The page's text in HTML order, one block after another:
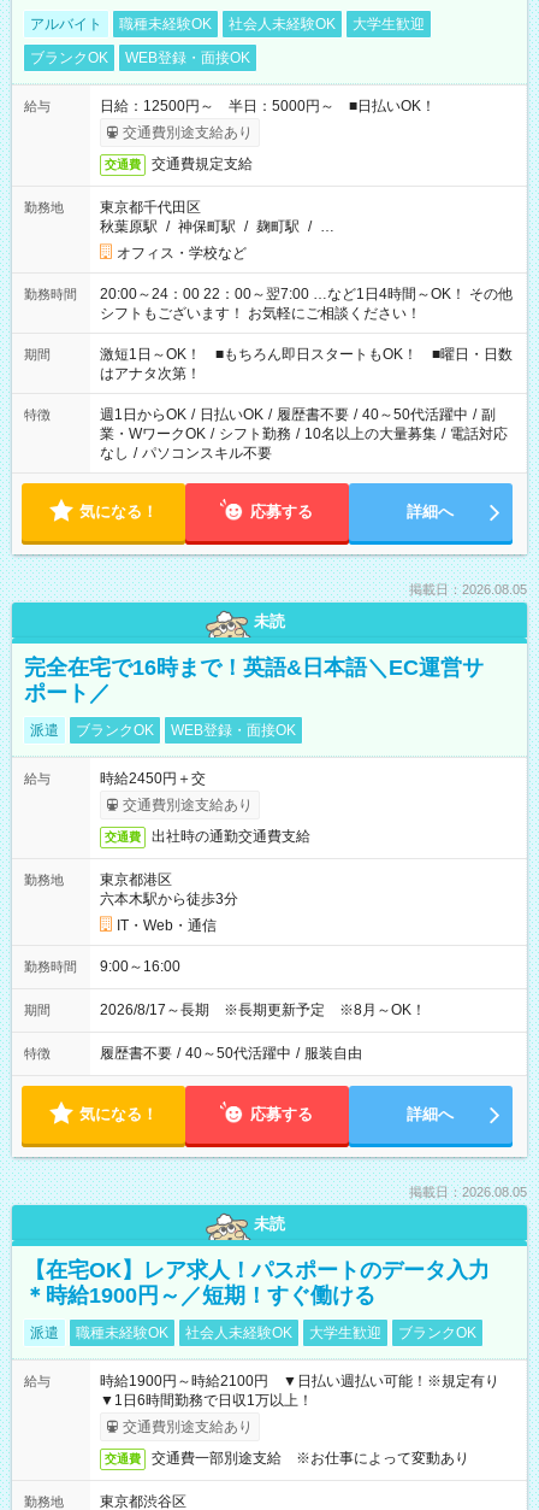
アルバイト 職種未経験OK 社会人未経験OK
大学生歓迎
ブランクOK
WEB登録・面接OK
給与
日給：12500円～ 半日：5000円～ ■日払いOK！
交通費別途支給あり
交通費 交通費規定支給
勤務地
東京都千代田区
秋葉原駅 / 神保町駅 / 麹町駅 / …
オフィス・学校など
勤務時間
20:00～24：00 22：00～翌7:00 …など1日4時間～OK！ その他
シフトもございます！ お気軽にご相談ください！
期間
激短1日～OK！ ■もちろん即日スタートもOK！ ■曜日・日数
はアナタ次第！
特徴 週1日からOK / 日払いOK / 履歴書不要 / 40～50代活躍中 / 副
業・WワークOK / シフト勤務 / 10名以上の大量募集 / 電話対応
なし / パソコンスキル不要
気になる！ 応募する 詳細へ
掲載日：2026.08.05
未読
完全在宅で16時まで！英語&日本語＼EC運営サ
ポート／
派遣 ブランクOK WEB登録・面接OK
給与
時給2450円＋交
交通費別途支給あり
交通費 出社時の通勤交通費支給
勤務地
東京都港区
六本木駅から徒歩3分
IT・Web・通信
勤務時間 9:00～16:00
期間 2026/8/17～長期 ※長期更新予定 ※8月～OK！
特徴 履歴書不要 / 40～50代活躍中 / 服装自由
気になる！ 応募する 詳細へ
掲載日：2026.08.05
未読
【在宅OK】レア求人！パスポートのデータ入力
＊時給1900円～／短期！すぐ働ける
派遣 職種未経験OK 社会人未経験OK 大学生歓迎 ブランクOK
給与
時給1900円～時給2100円 ▼日払い週払い可能！※規定有り
▼1日6時間勤務で日収1万以上！
交通費別途支給あり
交通費 交通費一部別途支給 ※お仕事によって変動あり
勤務地 東京都渋谷区